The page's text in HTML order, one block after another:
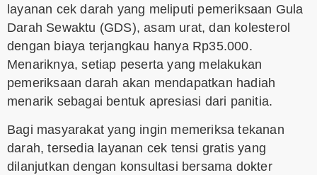
layanan cek darah yang meliputi pemeriksaan Gula
Darah Sewaktu (GDS), asam urat, dan kolesterol
dengan biaya terjangkau hanya Rp35.000.
Menariknya, setiap peserta yang melakukan
pemeriksaan darah akan mendapatkan hadiah
menarik sebagai bentuk apresiasi dari panitia.
Bagi masyarakat yang ingin memeriksa tekanan
darah, tersedia layanan cek tensi gratis yang
dilanjutkan dengan konsultasi bersama dokter